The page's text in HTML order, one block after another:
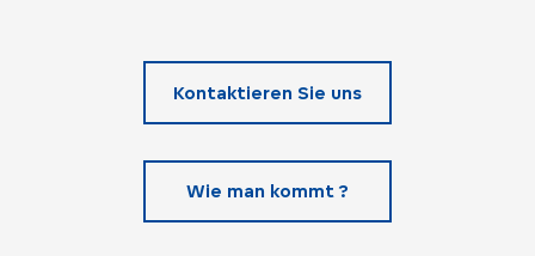
Kontaktieren Sie uns
Wie man kommt ?